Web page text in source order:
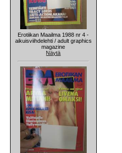
Erotiikan Maailma 1988 nr 4 -
aikuisviihdelehti / adult graphics
magazine
Näytä